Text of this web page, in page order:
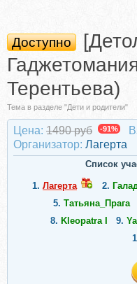
Доступно
Терентьева)
Тема в разделе "Дети и родители"
Цена: 1490 руб -91%
Организатор: Лагерта
Список
1. Лагерта 2.
5. Татьяна_Прага
8. Kleopatra I 9.